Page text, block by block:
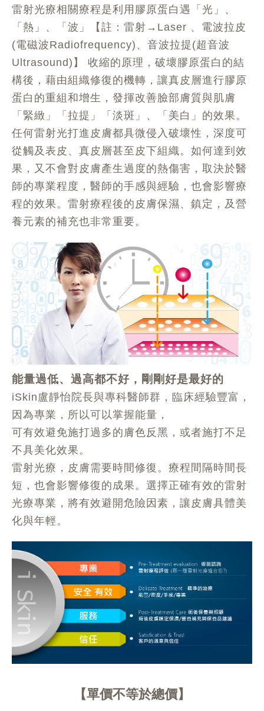
雷射光療相關療程是利用膠原蛋白遇「光」、
「熱」、「波」【註：雷射→Laser 、電波拉皮
(電磁波Radiofrequency)、音波拉提(超音波
Ultrasound)】 收縮的原理，破壞膠原蛋白的結
構後，藉由組織修復的機轉，讓真皮層進行膠原
蛋白的重組和增生，發揮改善臉部膚質與肌膚
「緊緻」「拉提」「淡斑」、「美白」的效果。
任何雷射光打進皮膚都具微侵入破壞性，深度可
從觸及表皮、真皮層甚至皮下組織。如何達到效
果，又不會對皮膚產生過度的熱傷害，取決於醫
師的專業程度，醫師的手感與經驗，也會影響療
程的效果。雷射療程後的皮膚保濕、鎮定，及營
養元素的補充也非常重要。
能量過低、過高都不好，剛剛好是最好的
iSkin盧靜怡院長與專科醫師群，臨床經驗豐富，
因為專業，所以可以掌握能量，
可有效避免施打過多的膚色反黑，或者施打不足
不具美化效果。
雷射光療，皮膚需要時間修復。療程間隔時間長
短，也會影響修復的成果。選擇正確有效的雷射
光療專業，將有效避開危險因素，讓皮膚具體美
化與年輕。
單價不等於總價